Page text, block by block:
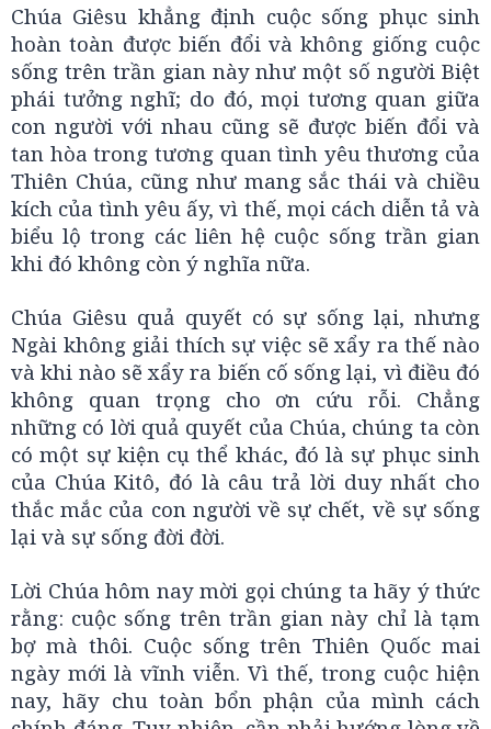
Chúa Giêsu khẳng định cuộc sống phục sinh
hoàn toàn được biến đổi và không giống cuộc
sống trên trần gian này như một số người Biệt
phái tưởng nghĩ; do đó, mọi tương quan giữa
con người với nhau cũng sẽ được biến đổi và
tan hòa trong tương quan tình yêu thương của
Thiên Chúa, cũng như mang sắc thái và chiều
kích của tình yêu ấy, vì thế, mọi cách diễn tả và
biểu lộ trong các liên hệ cuộc sống trần gian
khi đó không còn ý nghĩa nữa.
Chúa Giêsu quả quyết có sự sống lại, nhưng
Ngài không giải thích sự việc sẽ xẩy ra thế nào
và khi nào sẽ xẩy ra biến cố sống lại, vì điều đó
không quan trọng cho ơn cứu rỗi. Chẳng
những có lời quả quyết của Chúa, chúng ta còn
có một sự kiện cụ thể khác, đó là sự phục sinh
của Chúa Kitô, đó là câu trả lời duy nhất cho
thắc mắc của con người về sự chết, về sự sống
lại và sự sống đời đời.
Lời Chúa hôm nay mời gọi chúng ta hãy ý thức
rằng: cuộc sống trên trần gian này chỉ là tạm
bợ mà thôi. Cuộc sống trên Thiên Quốc mai
ngày mới là vĩnh viễn. Vì thế, trong cuộc hiện
nay, hãy chu toàn bổn phận của mình cách